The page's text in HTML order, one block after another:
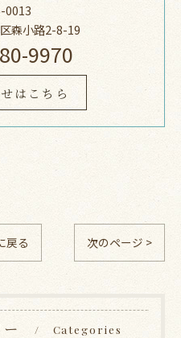
0013
森小路2-8-19
9970
はこちら
戻る 次のページ >
Categories